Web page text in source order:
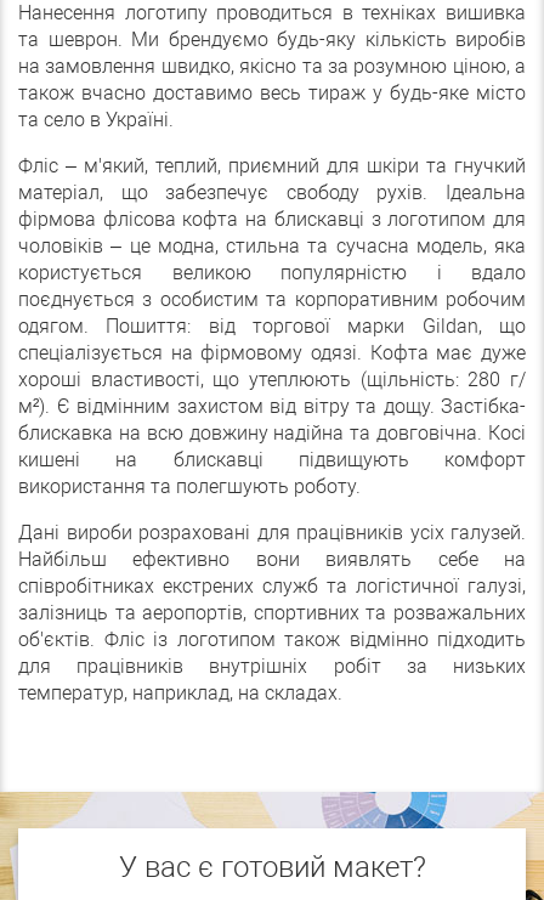
Нанесення логотипу проводиться в техніках вишивка
та шеврон. Ми брендуємо будь-яку кількість виробів
на замовлення швидко, якісно та за розумною ціною, а
також вчасно доставимо весь тираж у будь-яке місто
та село в Україні.
Фліс – м'який, теплий, приємний для шкіри та гнучкий
матеріал, що забезпечує свободу рухів. Ідеальна
фірмова флісова кофта на блискавці з логотипом для
чоловіків – це модна, стильна та сучасна модель, яка
користується великою популярністю і вдало
поєднується з особистим та корпоративним робочим
одягом. Пошиття: від торгової марки Gildan, що
спеціалізується на фірмовому одязі. Кофта має дуже
хороші властивості, що утеплюють (щільність: 280 г/
м²). Є відмінним захистом від вітру та дощу. Застібка-
блискавка на всю довжину надійна та довговічна. Косі
кишені на блискавці підвищують комфорт
використання та полегшують роботу.
Дані вироби розраховані для працівників усіх галузей.
Найбільш ефективно вони виявлять себе на
співробітниках екстрених служб та логістичної галузі,
залізниць та аеропортів, спортивних та розважальних
об'єктів. Фліс із логотипом також відмінно підходить
для працівників внутрішніх робіт за низьких
температур, наприклад, на складах.
У вас є готовий макет?